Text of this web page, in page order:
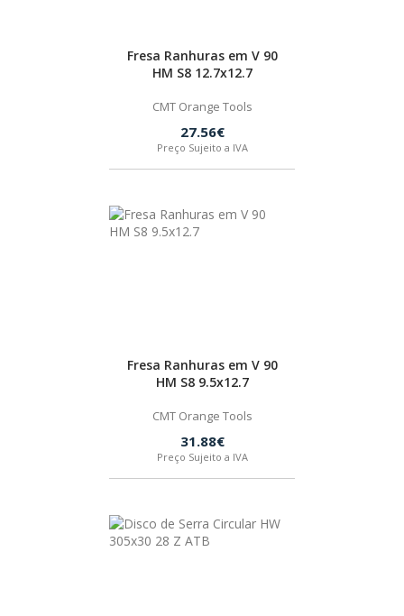
Fresa Ranhuras em V 90
HM S8 12.7x12.7
CMT Orange Tools
27.56€
Preço Sujeito a IVA
Fresa Ranhuras em V 90
HM S8 9.5x12.7
CMT Orange Tools
31.88€
Preço Sujeito a IVA